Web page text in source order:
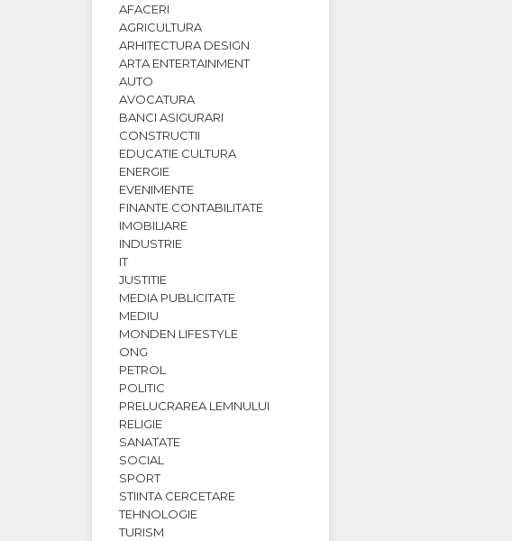
AFACERI
AGRICULTURA
ARHITECTURA DESIGN
ARTA ENTERTAINMENT
AUTO
AVOCATURA
BANCI ASIGURARI
CONSTRUCTII
EDUCATIE CULTURA
ENERGIE
EVENIMENTE
FINANTE CONTABILITATE
IMOBILIARE
INDUSTRIE
IT
JUSTITIE
MEDIA PUBLICITATE
MEDIU
MONDEN LIFESTYLE
ONG
PETROL
POLITIC
PRELUCRAREA LEMNULUI
RELIGIE
SANATATE
SOCIAL
SPORT
STIINTA CERCETARE
TEHNOLOGIE
TURISM